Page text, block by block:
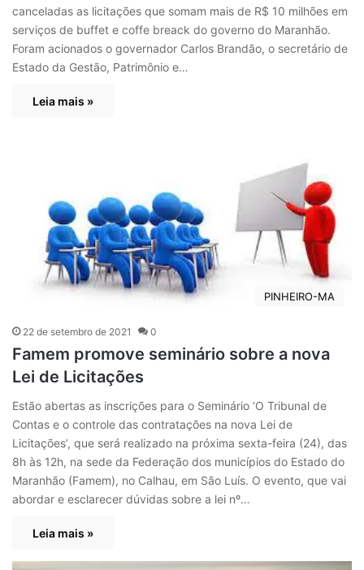
canceladas as licitações que somam mais de R$ 10 milhões em
serviços de buffet e coffe breack do governo do Maranhão.
Foram acionados o governador Carlos Brandão, o secretário de
Estado da Gestão, Patrimônio e…
Leia mais »
PINHEIRO-MA
22 de setembro de 2021 0
Famem promove seminário sobre a nova
Lei de Licitações
Estão abertas as inscrições para o Seminário ‘O Tribunal de
Contas e o controle das contratações na nova Lei de
Licitações’, que será realizado na próxima sexta-feira (24), das
8h às 12h, na sede da Federação dos municípios do Estado do
Maranhão (Famem), no Calhau, em São Luís. O evento, que vai
abordar e esclarecer dúvidas sobre a lei nº…
Leia mais »